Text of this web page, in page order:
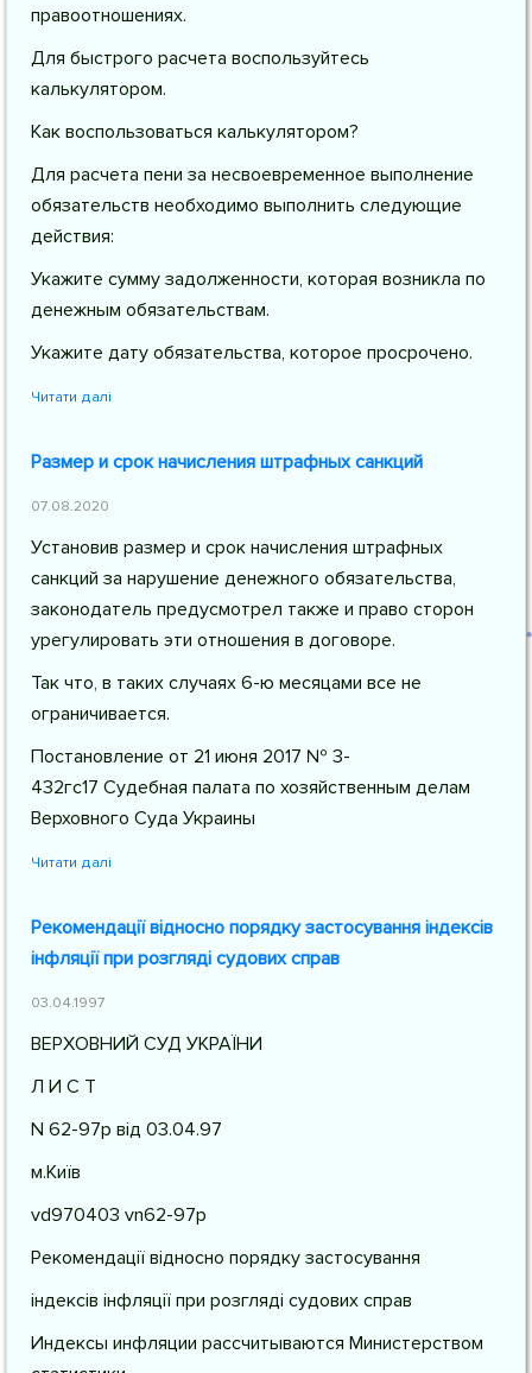
правоотношениях.
Для быстрого расчета воспользуйтесь
калькулятором.
Как воспользоваться калькулятором?
Для расчета пени за несвоевременное выполнение
обязательств необходимо выполнить следующие
действия:
Укажите сумму задолженности, которая возникла по
денежным обязательствам.
Укажите дату обязательства, которое просрочено.
Читати далі
Размер и срок начисления штрафных санкций
07.08.2020
Установив размер и срок начисления штрафных
санкций за нарушение денежного обязательства,
законодатель предусмотрел также и право сторон
урегулировать эти отношения в договоре.
Так что, в таких случаях 6-ю месяцами все не
ограничивается.
Постановление от 21 июня 2017 № 3-
432гс17 Судебная палата по хозяйственным делам
Верховного Суда Украины
Читати далі
Рекомендації відносно порядку застосування індексів
інфляції при розгляді судових справ
03.04.1997
ВЕРХОВНИЙ СУД УКРАЇНИ
Л И С Т
N 62-97р від 03.04.97
м.Київ
vd970403 vn62-97р
Рекомендації відносно порядку застосування
індексів інфляції при розгляді судових справ
Индексы инфляции рассчитываются Министерством